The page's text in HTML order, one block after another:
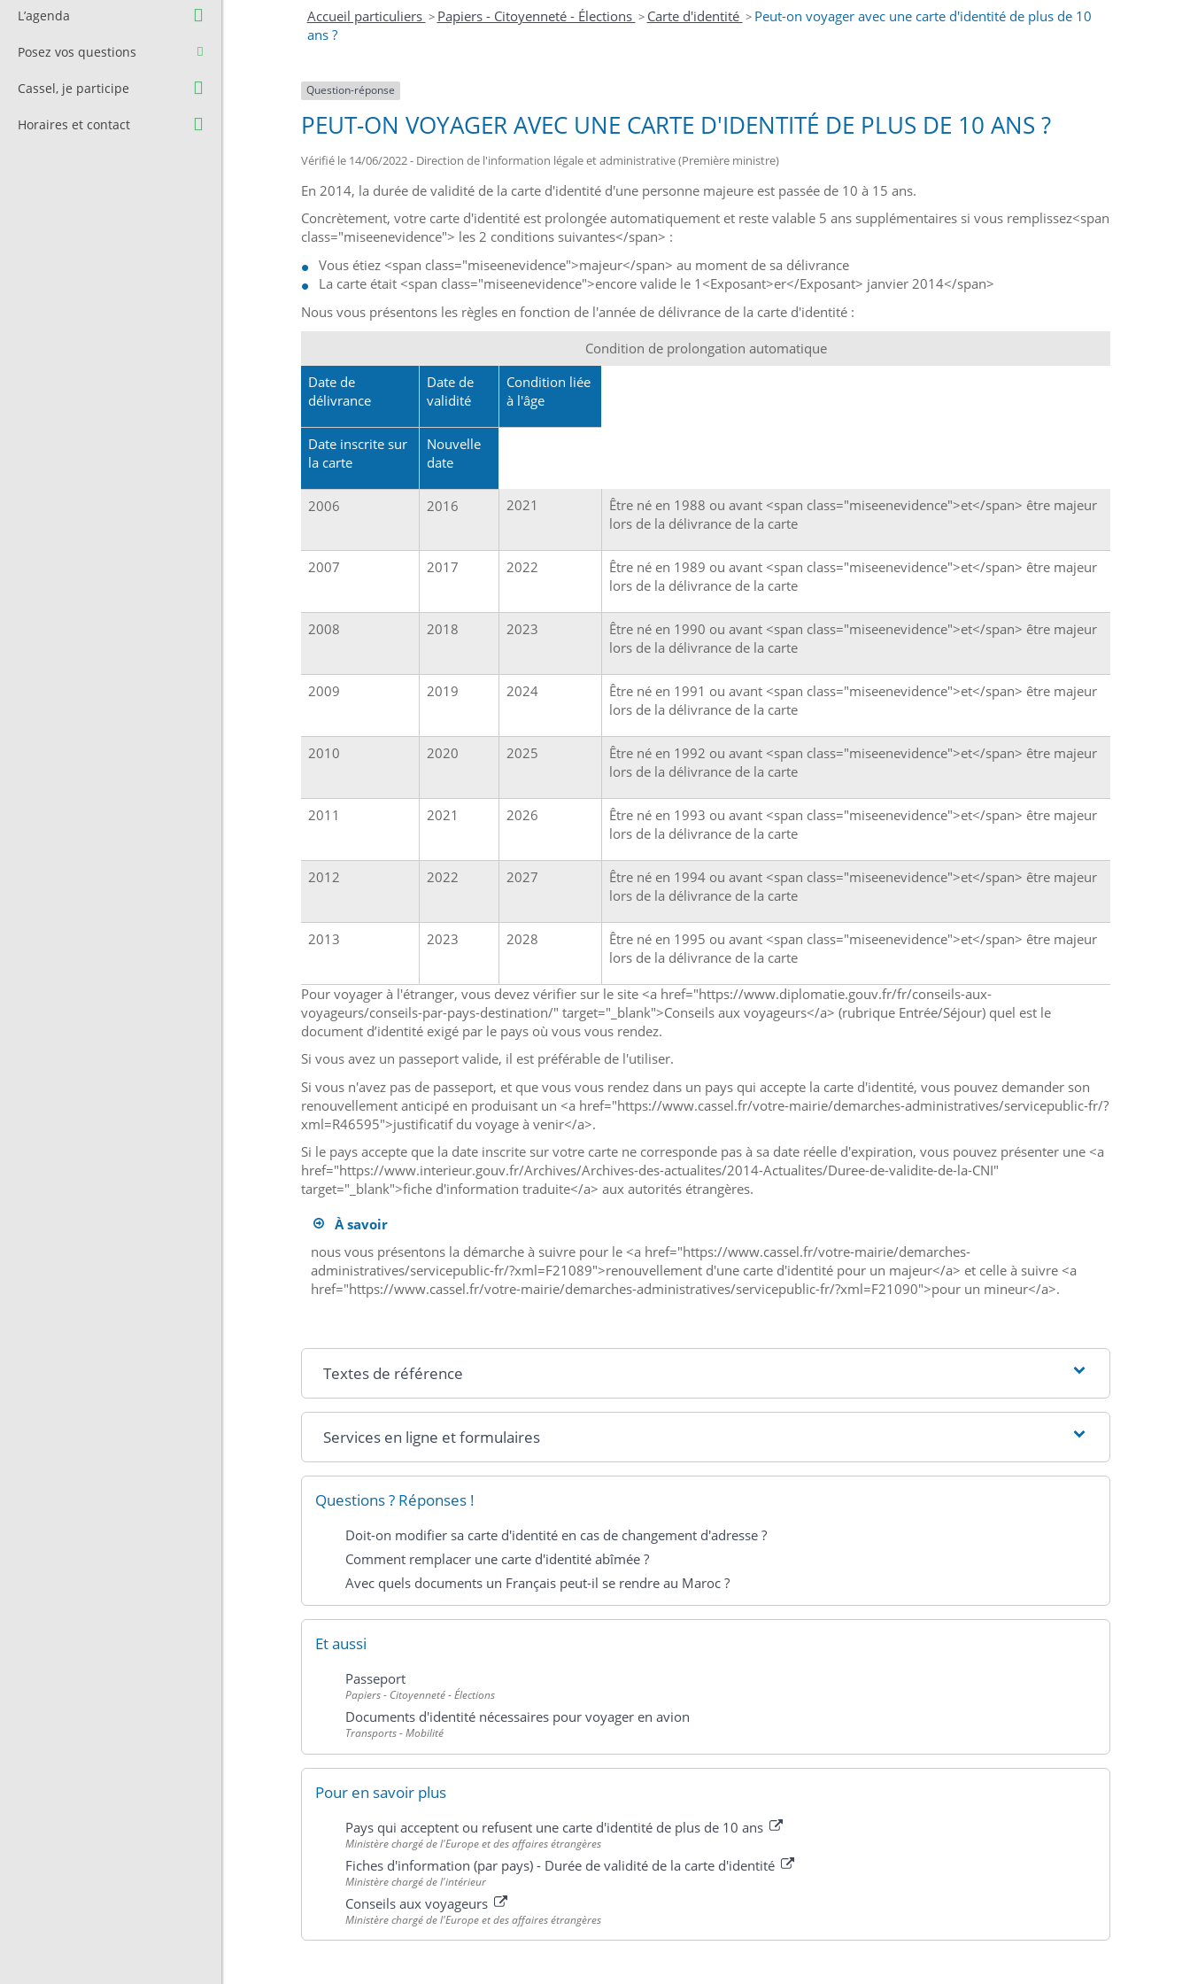
municipale
Contact et Accès
Cimetière
L’agenda
Posez vos questions
Cassel, je participe
Horaires et contact
Accueil particuliers > Papiers - Citoyenneté - Élections > Carte d'identité > Peut-on voyager avec une carte d'identité de plus de 10
ans ?
Question-réponse
PEUT-ON VOYAGER AVEC UNE CARTE D'IDENTITÉ DE PLUS DE 10 ANS ?
Vérifié le 14/06/2022 - Direction de l'information légale et administrative (Première ministre)
En 2014, la durée de validité de la carte d'identité d'une personne majeure est passée de 10 à 15 ans.
Concrètement, votre carte d'identité est prolongée automatiquement et reste valable 5 ans supplémentaires si vous remplissez<span
class="miseenevidence"> les 2 conditions suivantes</span> :
Vous étiez <span class="miseenevidence">majeur</span> au moment de sa délivrance
La carte était <span class="miseenevidence">encore valide le 1<Exposant>er</Exposant> janvier 2014</span>
Nous vous présentons les règles en fonction de l'année de délivrance de la carte d'identité :
Condition de prolongation automatique
Date de
délivrance
Date de
validité
Condition liée
à l'âge
Date inscrite sur
la carte
Nouvelle
date
2006 2016 2021
Être né en 1988 ou avant <span class="miseenevidence">et</span> être majeur
lors de la délivrance de la carte
2007 2017 2022
Être né en 1989 ou avant <span class="miseenevidence">et</span> être majeur
lors de la délivrance de la carte
2008 2018 2023
Être né en 1990 ou avant <span class="miseenevidence">et</span> être majeur
lors de la délivrance de la carte
2009 2019 2024
Être né en 1991 ou avant <span class="miseenevidence">et</span> être majeur
lors de la délivrance de la carte
2010 2020 2025
Être né en 1992 ou avant <span class="miseenevidence">et</span> être majeur
lors de la délivrance de la carte
2011 2021 2026
Être né en 1993 ou avant <span class="miseenevidence">et</span> être majeur
lors de la délivrance de la carte
2012 2022 2027
Être né en 1994 ou avant <span class="miseenevidence">et</span> être majeur
lors de la délivrance de la carte
2013 2023 2028
Être né en 1995 ou avant <span class="miseenevidence">et</span> être majeur
lors de la délivrance de la carte
Pour voyager à l'étranger, vous devez vérifier sur le site <a href="https://www.diplomatie.gouv.fr/fr/conseils-aux-
voyageurs/conseils-par-pays-destination/" target="_blank">Conseils aux voyageurs</a> (rubrique Entrée/Séjour) quel est le
document d’identité exigé par le pays où vous vous rendez.
Si vous avez un passeport valide, il est préférable de l'utiliser.
Si vous n'avez pas de passeport, et que vous vous rendez dans un pays qui accepte la carte d'identité, vous pouvez demander son
renouvellement anticipé en produisant un <a href="https://www.cassel.fr/votre-mairie/demarches-administratives/servicepublic-fr/?
xml=R46595">justificatif du voyage à venir</a>.
Si le pays accepte que la date inscrite sur votre carte ne corresponde pas à sa date réelle d'expiration, vous pouvez présenter une <a
href="https://www.interieur.gouv.fr/Archives/Archives-des-actualites/2014-Actualites/Duree-de-validite-de-la-CNI"
target="_blank">fiche d'information traduite</a> aux autorités étrangères.
À savoir
nous vous présentons la démarche à suivre pour le <a href="https://www.cassel.fr/votre-mairie/demarches-
administratives/servicepublic-fr/?xml=F21089">renouvellement d'une carte d'identité pour un majeur</a> et celle à suivre <a
href="https://www.cassel.fr/votre-mairie/demarches-administratives/servicepublic-fr/?xml=F21090">pour un mineur</a>.
Textes de référence
Services en ligne et formulaires
Questions ? Réponses !
Doit-on modifier sa carte d'identité en cas de changement d'adresse ?
Comment remplacer une carte d'identité abîmée ?
Avec quels documents un Français peut-il se rendre au Maroc ?
Et aussi
Passeport
Papiers - Citoyenneté - Élections
Documents d'identité nécessaires pour voyager en avion
Transports - Mobilité
Pour en savoir plus
Pays qui acceptent ou refusent une carte d'identité de plus de 10 ans
Ministère chargé de l'Europe et des affaires étrangères
Fiches d'information (par pays) - Durée de validité de la carte d'identité
Ministère chargé de l'intérieur
Conseils aux voyageurs
Ministère chargé de l'Europe et des affaires étrangères